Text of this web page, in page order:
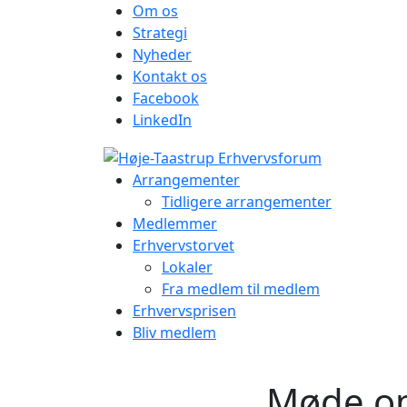
Om os
Strategi
Nyheder
Kontakt os
Facebook
LinkedIn
Arrangementer
Tidligere arrangementer
Medlemmer
Erhvervstorvet
Lokaler
Fra medlem til medlem
Erhvervsprisen
Bliv medlem